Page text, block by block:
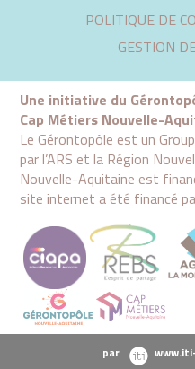
POLITIQUE DE
GESTION
Une initiative du
Cap Métiers Nouvelle-
Le Gérontopôle est un
par l’ARS et la Région
Nouvelle-Aquitaine est
site internet a été financé
par